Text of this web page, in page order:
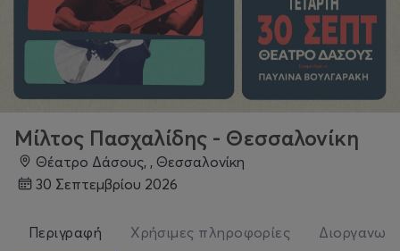
Μίλτος Πασχαλίδης - Θεσσαλονίκη
Θέατρο Δάσους, , Θεσσαλονίκη
30 Σεπτεμβρίου 2026
Περιγραφή Χρήσιμες πληροφορίες